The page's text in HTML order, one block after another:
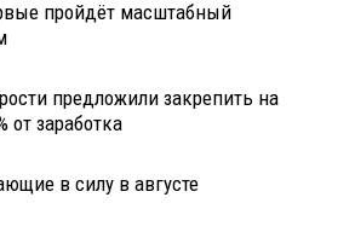
пройдёт масштабный
предложили закрепить на
от заработка
в силу в августе